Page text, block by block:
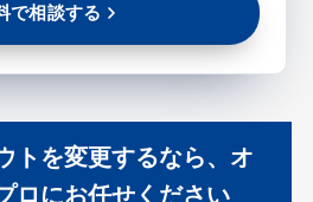
で相談する
トを変更するなら、オ
ロにお任せください